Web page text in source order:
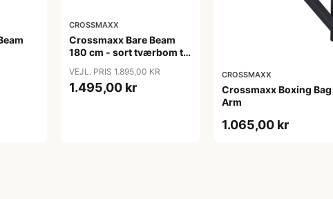
CROSSMAXX
Crossmaxx Bare Beam
180 cm - sort tværbom til
VEJL. PRIS 1.895,00 KR
1.495,00 kr
CROSSMAXX
Crossmaxx Boxing Bag
Arm
1.065,00 kr